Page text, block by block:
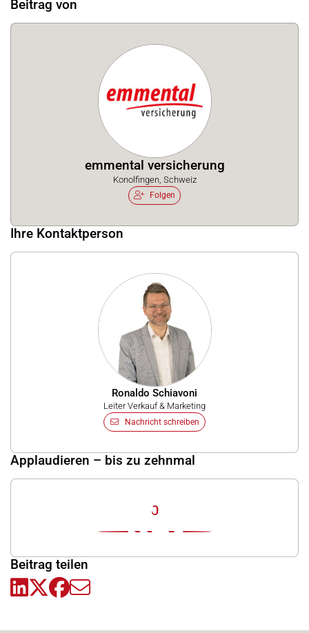
Beitrag von
emmental versicherung
Konolfingen, Schweiz
Folgen
Ihre Kontaktperson
Ronaldo Schiavoni
Leiter Verkauf & Marketing
Nachricht schreiben
Applaudieren – bis zu zehnmal
0
Beitrag teilen